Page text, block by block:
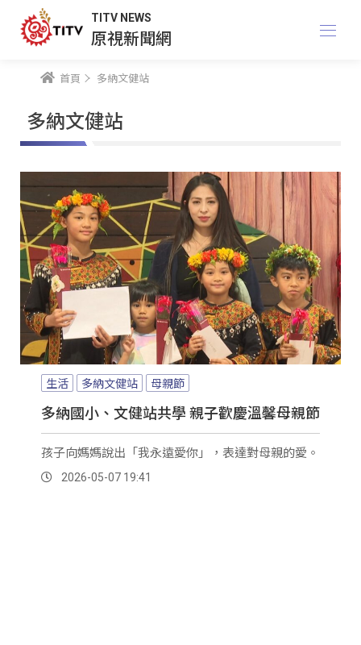
TITV NEWS
原視新聞網
首頁 多納文健站
多納文健站
生活 多納文健站 母親節
多納國小、文健站共學 親子歡慶溫馨母親節
孩子向媽媽說出「我永遠愛你」，表達對母親的愛。
2026-05-07 19:41